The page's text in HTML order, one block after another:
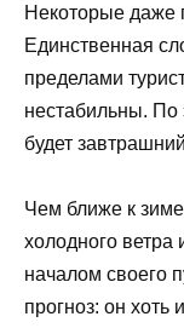
Некоторые даже
Единственная
пределами
нестабильны. По
будет
Чем ближе к
холодного
началом своего
прогноз: он хоть